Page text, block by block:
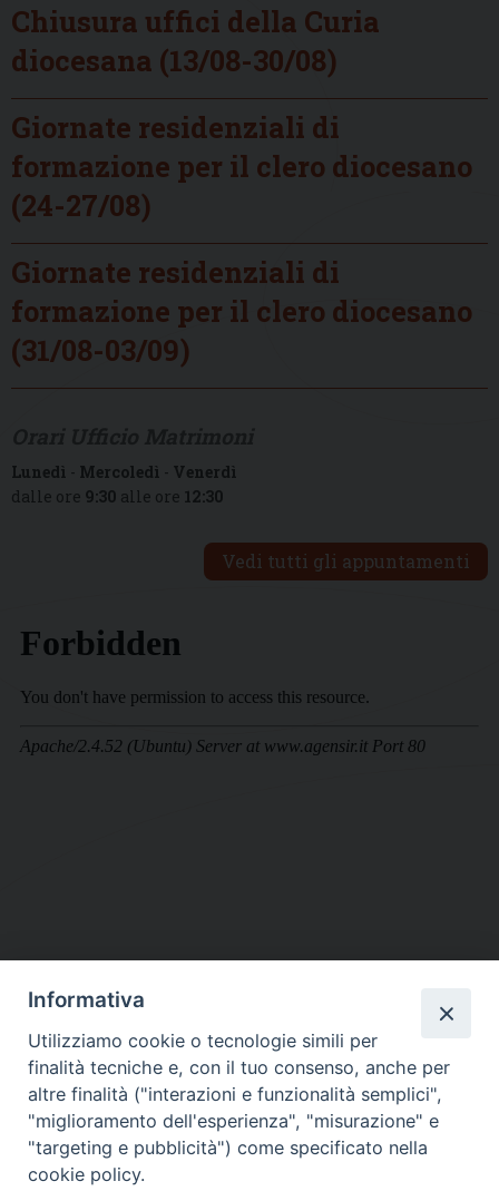
Chiusura uffici della Curia
diocesana (13/08-30/08)
Giornate residenziali di
formazione per il clero diocesano
(24-27/08)
Giornate residenziali di
formazione per il clero diocesano
(31/08-03/09)
Lunedì - Mercoledì - Venerdì
dalle ore 9:30 alle ore 12:30
Vedi tutti gli appuntamenti
DIOCESI SUBURBICARIA DI ALBANO
Contatti:Tel.: 06.93268401 - Fax.: 06.9323844
E-mail:curia@diocesidialbano.it
Orari: dal Lunedì al Venerdì Ore: 9:00 - 13:00
Informativa
Utilizziamo cookie o tecnologie simili per
finalità tecniche e, con il tuo consenso, anche per
altre finalità ("interazioni e funzionalità semplici",
"miglioramento dell'esperienza", "misurazione" e
"targeting e pubblicità") come specificato nella
cookie policy.